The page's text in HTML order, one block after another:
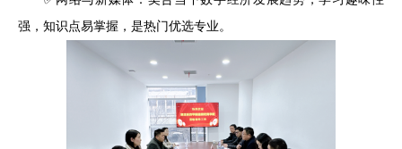
强，知识点易掌握，是热门优选专业。